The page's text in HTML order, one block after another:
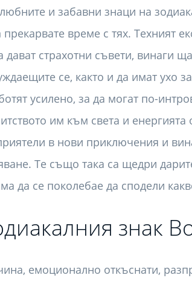
и забавни знаци на
време с тях. Техният
дават страхотни съвети, винаги
се, както и да имат ухо
усилено, за да могат по-
им към света и енергията
в нови приключения и
Те също така са щедри
да се поколебае да сподели
знак
емоционално откъснати,